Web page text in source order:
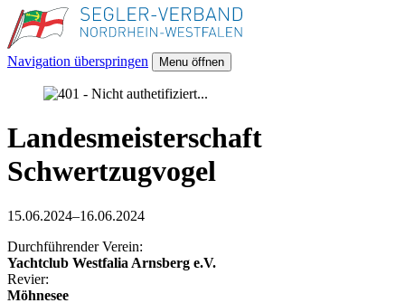
Navigation überspringen Menu öffnen
Landesmeisterschaft
Schwertzugvogel
15.06.2024–16.06.2024
Durchführender Verein:
Yachtclub Westfalia Arnsberg e.V.
Revier:
Möhnesee